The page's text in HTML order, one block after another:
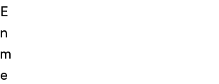
E
n
m
e